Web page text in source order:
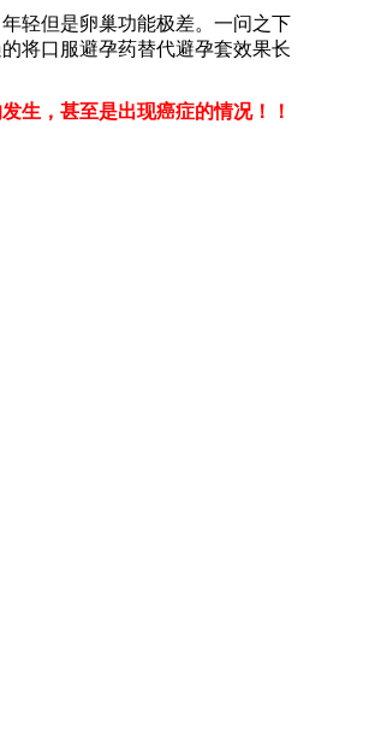
轻但是卵巢功能极差。一问之下
将口服避孕药替代避孕套效果长
生，甚至是出现癌症的情况！！